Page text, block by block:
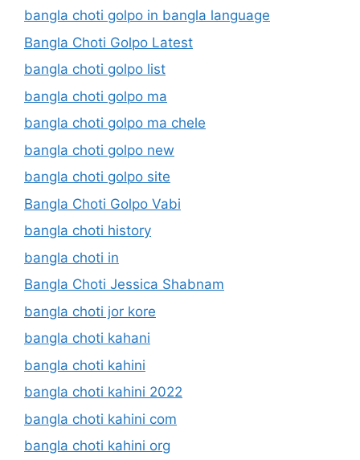
bangla choti golpo in bangla language
Bangla Choti Golpo Latest
bangla choti golpo list
bangla choti golpo ma
bangla choti golpo ma chele
bangla choti golpo new
bangla choti golpo site
Bangla Choti Golpo Vabi
bangla choti history
bangla choti in
Bangla Choti Jessica Shabnam
bangla choti jor kore
bangla choti kahani
bangla choti kahini
bangla choti kahini 2022
bangla choti kahini com
bangla choti kahini org